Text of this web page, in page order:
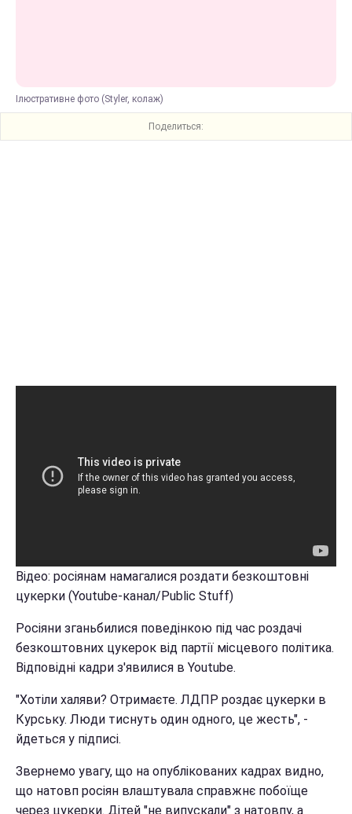
Ілюстративне фото (Styler, колаж)
Поделиться:
Відео: росіянам намагалися роздати безкоштовні
цукерки (Youtube-канал/Public Stuff)
Росіяни зганьбилися поведінкою під час роздачі
безкоштовних цукерок від партії місцевого політика.
Відповідні кадри з'явилися в Youtube.
"Хотіли халяви? Отримаєте. ЛДПР роздає цукерки в
Курську. Люди тиснуть один одного, це жесть", -
йдеться у підписі.
Звернемо увагу, що на опублікованих кадрах видно,
що натовп росіян влаштувала справжнє побоїще
через цукерки. Дітей "не випускали" з натовпу, а